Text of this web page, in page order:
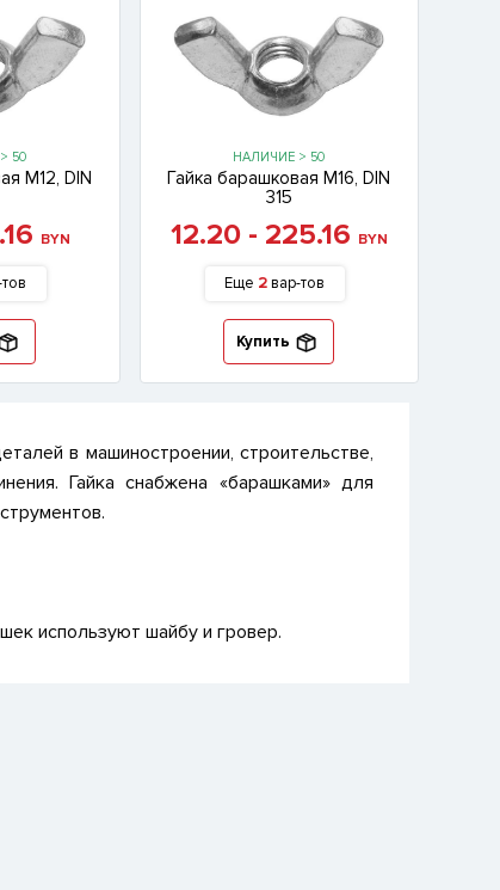
50
М12, DIN
BYN
НАЛИЧИЕ > 50
Гайка барашковая М16, DIN
315
12.20 - 225.16 BYN
Еще 2 вар-тов
Купить
в машиностроении, строительстве,
Гайка снабжена «барашками» для
используют шайбу и гровер.